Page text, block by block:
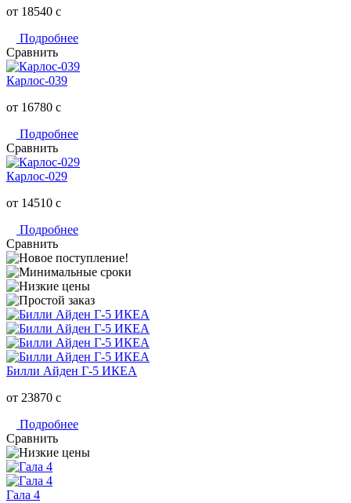
от 18540 c
Подробнее
Сравнить
Карлос-039
от 16780 c
Подробнее
Сравнить
Карлос-029
от 14510 c
Подробнее
Сравнить
Билли Айден Г-5 ИКЕА
от 23870 c
Подробнее
Сравнить
Гала 4